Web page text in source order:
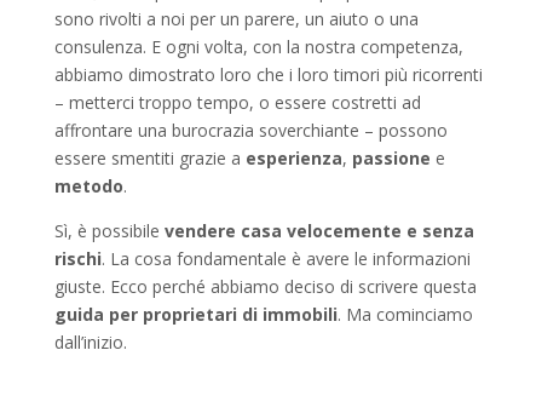
sono rivolti a noi per un parere, un aiuto o una
consulenza. E ogni volta, con la nostra competenza,
abbiamo dimostrato loro che i loro timori più ricorrenti
– metterci troppo tempo, o essere costretti ad
affrontare una burocrazia soverchiante – possono
essere smentiti grazie a esperienza, passione e
metodo.
Sì, è possibile vendere casa velocemente e senza
rischi. La cosa fondamentale è avere le informazioni
giuste. Ecco perché abbiamo deciso di scrivere questa
guida per proprietari di immobili. Ma cominciamo
dall’inizio.